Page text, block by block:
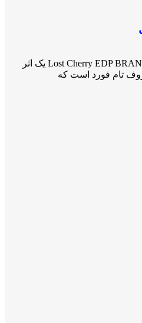
عطر لاست چری برندینی Lost Cherry EDP BRANDINI یک اثر
تام فورد است که